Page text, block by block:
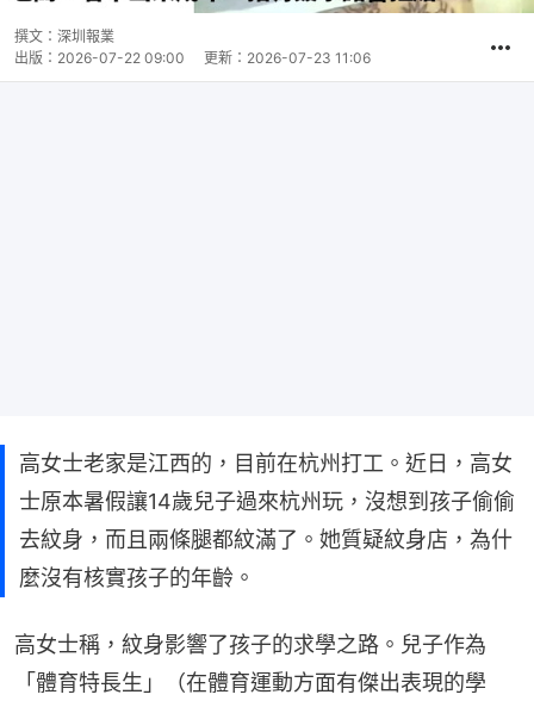
撰文： 深圳報業
出版： 2026-07-22 09:00 更新： 2026-07-23 11:06
高女士老家是江西的，目前在杭州打工。近日，高女
士原本暑假讓14歲兒子過來杭州玩，沒想到孩子偷偷
去紋身，而且兩條腿都紋滿了。她質疑紋身店，為什
麼沒有核實孩子的年齡。
高女士稱，紋身影響了孩子的求學之路。兒子作為
「體育特長生」（在體育運動方面有傑出表現的學